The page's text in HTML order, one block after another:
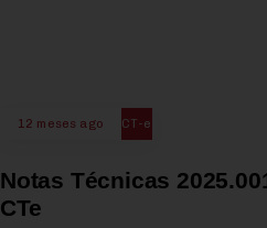
12 meses ago CT-e
Notas Técnicas
CTe